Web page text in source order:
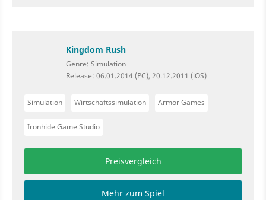
Kingdom Rush
Genre: Simulation
Release: 06.01.2014 (PC), 20.12.2011 (iOS)
Simulation Wirtschaftssimulation Armor Games
Ironhide Game Studio
Preisvergleich
Mehr zum Spiel